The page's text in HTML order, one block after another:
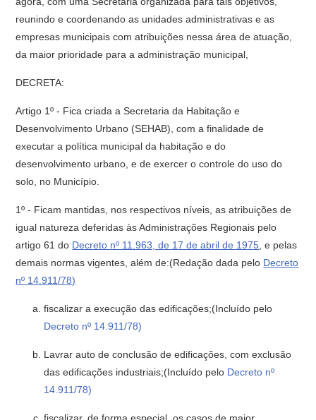
reunindo e coordenando as unidades administrativas e as
empresas municipais com atribuições nessa área de atuação,
da maior prioridade para a administração municipal,
DECRETA:
Artigo 1º - Fica criada a Secretaria da Habitação e
Desenvolvimento Urbano (SEHAB), com a finalidade de
executar a política municipal da ha­bitação e do
desenvolvimento urbano, e de exercer o controle do uso do
solo, no Município.
1º - Ficam mantidas, nos respectivos níveis, as atribuições de
igual natureza deferidas às Administrações Regionais pelo
artigo 61 do Decreto nº 11.963, de 17 de abril de 1975 , e pelas
demais normas vigentes, além de:(Redação dada pelo Decreto
nº 14.911/78)
fiscalizar a execução das edificações;(Incluído pelo
Decreto nº 14.911/78)
Lavrar auto de conclusão de edificações, com exclusão
das edificações industriais;(Incluído pelo Decreto nº
14.911/78)